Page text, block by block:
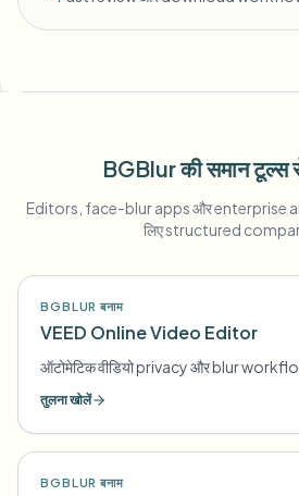
BGBlur की समान टूल्स
Editors, face-blur apps और enterprise
लिए structured
BGBLUR बनाम
VEED Online Video Editor
ऑटोमेटिक वीडियो privacy और blur
तुलना खोलें
BGBLUR बनाम